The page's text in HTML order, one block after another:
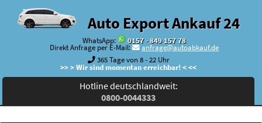
Auto Export Ankauf 24
WhatsApp:
0157 - 849 157 78
Direkt Anfrage per E-Mail:
anfrage@autoabkauf.de
365 Tage von 8 - 22 Uhr
>> > Wir sind momentan erreichbar! < <<
Hotline deutschlandweit:
0800-0044333